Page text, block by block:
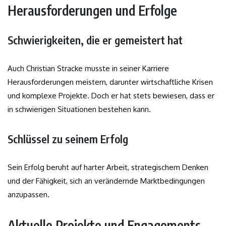
Herausforderungen und Erfolge
Schwierigkeiten, die er gemeistert hat
Auch Christian Stracke musste in seiner Karriere
Herausforderungen meistern, darunter wirtschaftliche Krisen
und komplexe Projekte. Doch er hat stets bewiesen, dass er
in schwierigen Situationen bestehen kann.
Schlüssel zu seinem Erfolg
Sein Erfolg beruht auf harter Arbeit, strategischem Denken
und der Fähigkeit, sich an verändernde Marktbedingungen
anzupassen.